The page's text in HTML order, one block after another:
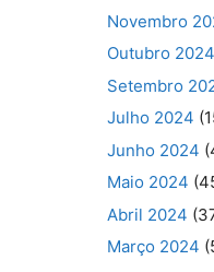
Novembro
Outubro 2024
Setembro
Julho 2024
Junho 2024
Maio 2024
Abril 2024
Março 2024